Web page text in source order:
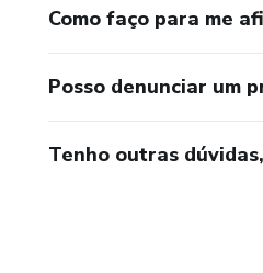
Como faço para me
Posso denunciar um
Tenho outras